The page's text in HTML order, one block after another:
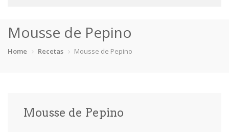
Categorias
Cordero
Mousse de Pepino
Home Recetas Mousse de Pepino
Mousse de Pepino